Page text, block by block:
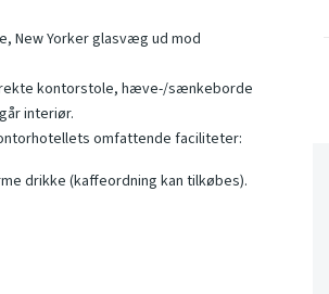
New Yorker glasvæg ud mod
kontorstole, hæve-/sænkeborde
interiør.
omfattende faciliteter:
drikke (kaffeordning kan tilkøbes).